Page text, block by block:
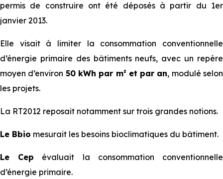
permis de construire ont été déposés à partir du 1er
janvier 2013.
Elle visait à limiter la consommation conventionnelle
d’énergie primaire des bâtiments neufs, avec un repère
moyen d’environ 50 kWh par m² et par an, modulé selon
les projets.
La RT2012 reposait notamment sur trois grandes notions.
Le Bbio mesurait les besoins bioclimatiques du bâtiment.
Le Cep évaluait la consommation conventionnelle
d’énergie primaire.